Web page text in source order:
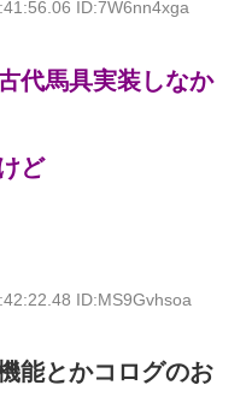
ID:7W6nn4xga
代馬具実装しなか
ど
ID:MS9Gvhsoa
能とかコログのお